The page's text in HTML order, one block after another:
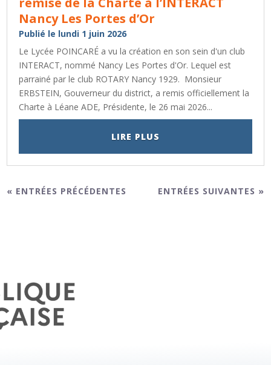
Nancy Les Portes d’Or
Publié le lundi 1 juin 2026
Le Lycée POINCARÉ a vu la création en son sein d'un club
INTERACT, nommé Nancy Les Portes d'Or. Lequel est
parrainé par le club ROTARY Nancy 1929. Monsieur
ERBSTEIN, Gouverneur du district, a remis officiellement la
Charte à Léane ADE, Présidente, le 26 mai 2026...
LIRE PLUS
« ENTRÉES PRÉCÉDENTES ENTRÉES SUIVANTES »